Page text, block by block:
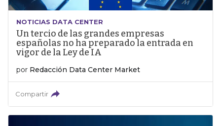
NOTICIAS DATA CENTER
Un tercio de las grandes empresas
españolas no ha preparado la entrada en
vigor de la Ley de IA
por Redacción Data Center Market
Compartir